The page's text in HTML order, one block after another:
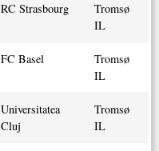
RC Strasbourg
Tromsø
IL
FC Basel
Tromsø
IL
Universitatea
Cluj
Tromsø
IL